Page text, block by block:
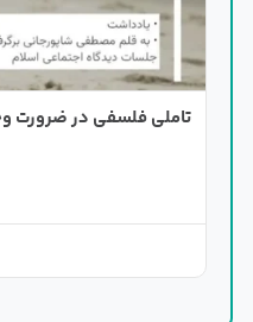
تاملی فلسفی در ضرورت